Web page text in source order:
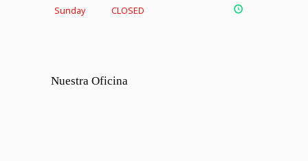
Sunday CLOSED
Nuestra Oficina